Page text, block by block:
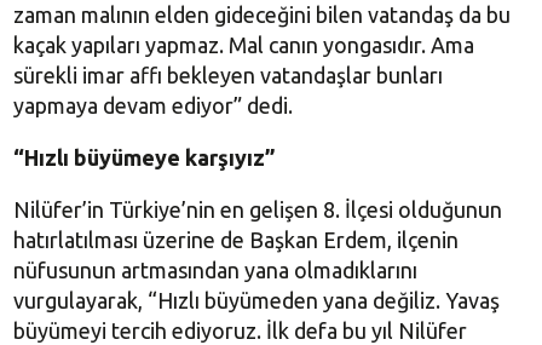
zaman malının elden gideceğini bilen vatandaş da bu
kaçak yapıları yapmaz. Mal canın yongasıdır. Ama
sürekli imar affı bekleyen vatandaşlar bunları
yapmaya devam ediyor” dedi.
“Hızlı büyümeye karşıyız”
Nilüfer’in Türkiye’nin en gelişen 8. İlçesi olduğunun
hatırlatılması üzerine de Başkan Erdem, ilçenin
nüfusunun artmasından yana olmadıklarını
vurgulayarak, “Hızlı büyümeden yana değiliz. Yavaş
büyümeyi tercih ediyoruz. İlk defa bu yıl Nilüfer